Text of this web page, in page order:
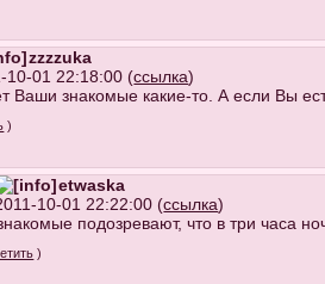
zzzzuka
10-01 22:18:00 (ссылка)
Ваши знакомые какие-то. А если Вы
)
etwaska
10-01 22:22:00 (ссылка)
подозревают, что в три часа
)